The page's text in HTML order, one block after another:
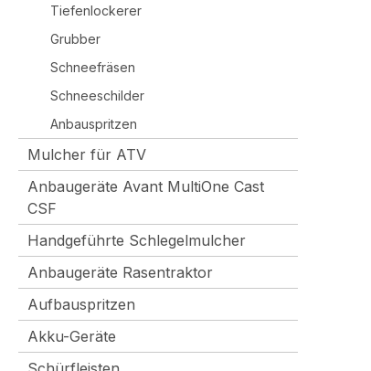
Tiefenlockerer
Grubber
Schneefräsen
Schneeschilder
Anbauspritzen
Mulcher für ATV
Anbaugeräte Avant MultiOne Cast
CSF
Handgeführte Schlegelmulcher
Anbaugeräte Rasentraktor
Aufbauspritzen
Akku-Geräte